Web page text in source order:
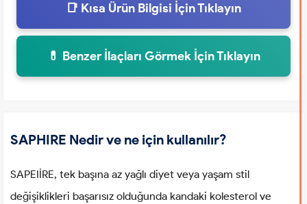
📑 Kısa Ürün Bilgisi İçin Tıklayın
💊 Benzer İlaçları Görmek İçin Tıklayın
SAPHIRE Nedir ve ne için kullanılır?
SAPEIİRE, tek başına az yağlı diyet veya yaşam stil
değişiklikleri başarısız olduğunda kandaki kolesterol ve